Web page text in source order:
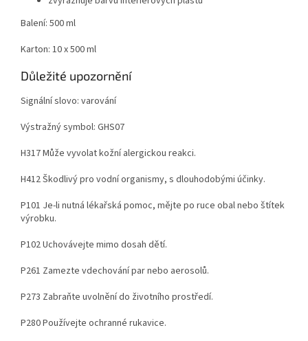
Balení: 500 ml
Karton: 10 x 500 ml
Důležité upozornění
Signální slovo: varování
Výstražný symbol: GHS07
H317 Může vyvolat kožní alergickou reakci.
H412 Škodlivý pro vodní organismy, s dlouhodobými účinky.
P101 Je-li nutná lékařská pomoc, mějte po ruce obal nebo štítek
výrobku.
P102 Uchovávejte mimo dosah dětí.
P261 Zamezte vdechování par nebo aerosolů.
P273 Zabraňte uvolnění do životního prostředí.
P280 Používejte ochranné rukavice.